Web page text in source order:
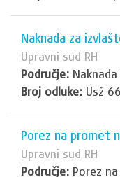
Naknada za
Upravni sud RH
Područje:
Broj odluke: Usž
Porez na promet
Upravni sud RH
Područje: Porez